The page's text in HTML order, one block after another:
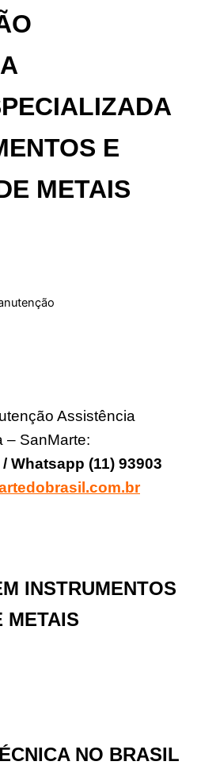
E
METAIS
Assistência
– SanMarte:
Whatsapp (11) 93903
INSTRUMENTOS
METAIS
NO BRASIL